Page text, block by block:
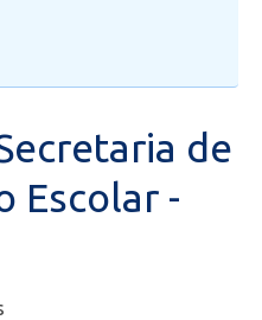
- SAE
de
Escolar -